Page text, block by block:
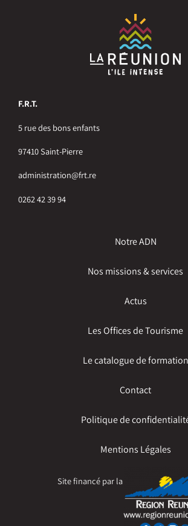
F.R.T.
5 rue des bons enfants
97410 Saint-Pierre
administration@frt.re
0262 42 39 94
Notre ADN
Nos missions & services
Actus
Les Offices de Tourisme
Le catalogue de formation
Contact
Politique de
Mentions Légales
Site financé par la